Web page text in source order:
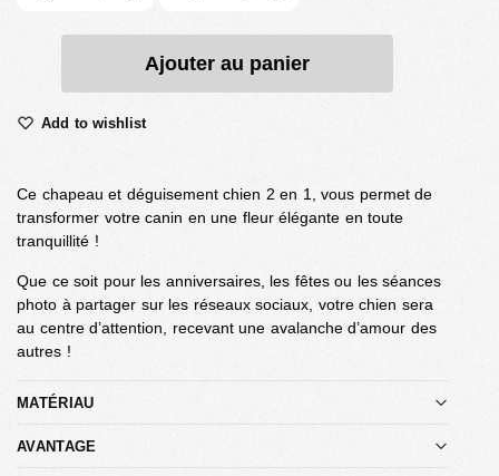
Ajouter au panier
Add to wishlist
Ce chapeau et déguisement chien 2 en 1, vous permet de
transformer votre canin en une fleur élégante en toute
tranquillité !
Que ce soit pour les anniversaires, les fêtes ou les séances
photo à partager sur les réseaux sociaux, votre chien sera
au centre d’attention, recevant une avalanche d’amour des
autres !
MATÉRIAU
AVANTAGE